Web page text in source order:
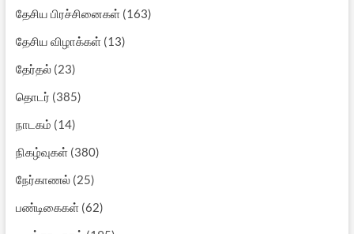
தேசிய பிரச்சினைகள்(163)
தேசிய விழாக்கள்(13)
தேர்தல்(23)
தொடர் (385)
நாடகம் (14)
நிகழ்வுகள்(380)
நேர்காணல்(25)
பண்டிகைகள்(62)